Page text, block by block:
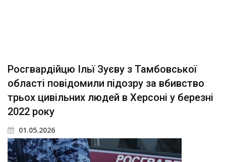
Росгвардійцю Ільї Зуєву з Тамбовської
області повідомили підозру за вбивство
трьох цивільних людей в Херсоні у березні
2022 року
01.05.2026